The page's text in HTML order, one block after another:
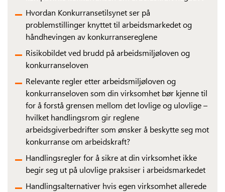
Hvordan Konkurransetilsynet ser på
problemstillinger knyttet til arbeidsmarkedet og
håndhevingen av konkurransereglene
Risikobildet ved brudd på arbeidsmiljøloven og
konkurranseloven
Relevante regler etter arbeidsmiljøloven og
konkurranseloven som din virksomhet bør kjenne til
for å forstå grensen mellom det lovlige og ulovlige –
hvilket handlingsrom gir reglene
arbeidsgiverbedrifter som ønsker å beskytte seg mot
konkurranse om arbeidskraft?
Handlingsregler for å sikre at din virksomhet ikke
begir seg ut på ulovlige praksiser i arbeidsmarkedet
Handlingsalternativer hvis egen virksomhet allerede